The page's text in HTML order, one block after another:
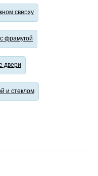
сверху
фрамугой
двери
и стеклом